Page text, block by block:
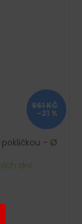
561 KČ
–21 %
pokličkou - Ø
dní